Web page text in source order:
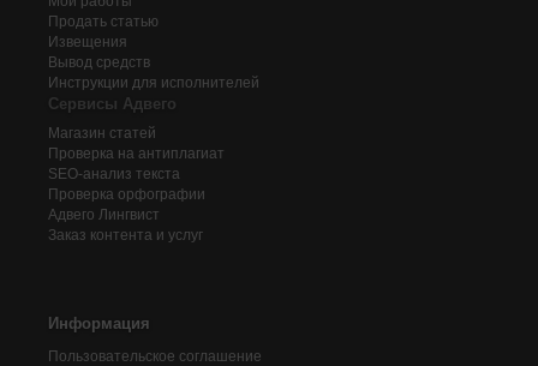
Продать статью
Извещения
Вывод средств
Инструкции для исполнителей
Сервисы Адвего
Магазин статей
Проверка на антиплагиат
SEO-анализ текста
Проверка орфографии
Адвего Лингвист
Заказ контента и услуг
Информация
Пользовательское соглашение